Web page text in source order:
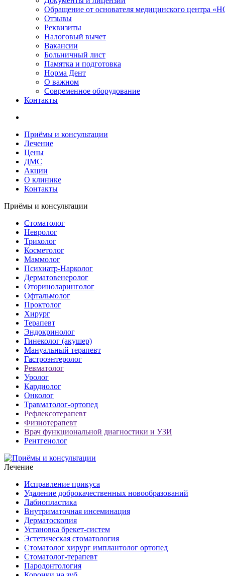
Обращение от основателя медицинского центра
Отзывы
Реквизиты
Налоговый вычет
Вакансии
Больничный лист
Памятка и подготовка
Норма Дент
О важном
Современное оборудование
Контакты
Приёмы и консультации
Лечение
Цены
ДМС
Акции
О клинике
Контакты
Приёмы и консультации
Стоматолог
Невролог
Трихолог
Косметолог
Маммолог
Психиатр-Нарколог
Дерматовенеролог
Оториноларинголог
Офтальмолог
Проктолог
Хирург
Терапевт
Эндокринолог
Гинеколог (акушер)
Мануальный терапевт
Гастроэнтеролог
Ревматолог
Уролог
Кардиолог
Онколог
Травматолог-ортопед
Рефлексотерапевт
Физиотерапевт
Врач функциональной диагностики и УЗИ
Рентгенолог
Лечение
Исправление прикуса
Удаление доброкачественных новообразований
Лабиопластика
Внутриматочная инсеминация
Дерматоскопия
Установка брекет-систем
Эстетическая стоматология
Стоматолог хирург имплантолог ортопед
Стоматолог-терапевт
Пародонтология